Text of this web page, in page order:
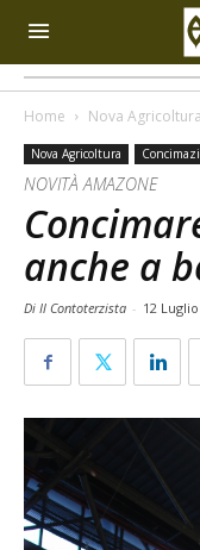
Home Nova Agricoltura
Nova Agricoltura
NOVITÀ AMAZONE
anche a
Di Il Contoterzista - 12